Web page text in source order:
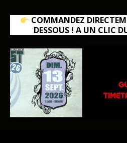
COMMANDEZ
DESSOUS ! A UN CLIC